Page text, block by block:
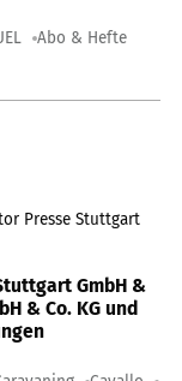
Abo & Hefte
Presse Stuttgart
GmbH &
& Co. KG und